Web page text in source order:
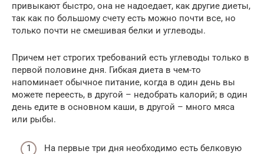
привыкают быстро, она не надоедает, как другие диеты,
так как по большому счету есть можно почти все, но
только почти не смешивая белки и углеводы.
Причем нет строгих требований есть углеводы только в
первой половине дня. Гибкая диета в чем-то
напоминает обычное питание, когда в один день вы
можете переесть, в другой – недобрать калорий; в один
день едите в основном каши, в другой – много мяса
или рыбы.
На первые три дня необходимо есть белковую